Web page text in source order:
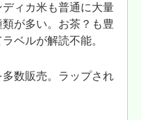
ィカ米も普通に大量
が多い。お茶？も豊
ベルが解読不能。
数販売。ラップされ